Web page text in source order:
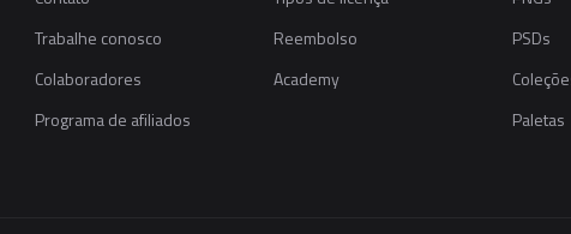
Trabalhe conosco
Colaboradores
Programa de afiliados
Reembolso
Academy
PSDs
Paletas